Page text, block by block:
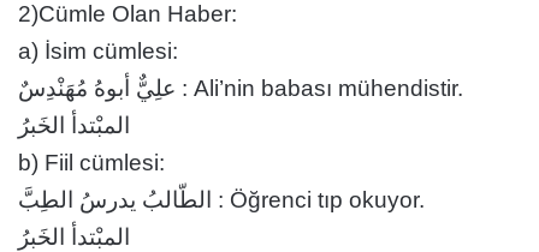
2)Cümle Olan Haber:
a) İsim cümlesi:
علِيٌّ أبوهُ مُهَنْدِسٌ : Ali’nin babası mühendistir.
المبْتدأ الخَبرُ
b) Fiil cümlesi:
الطّالبُ يدرسُ الطِبَّ : Öğrenci tıp okuyor.
المبْتدأ الخَبرُ